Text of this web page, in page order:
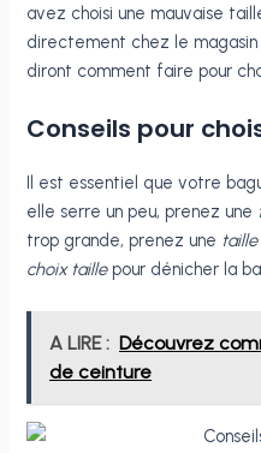
avez choisi une mauvaise
directement chez le magasin
diront comment faire pour
Conseils pour
Il est essentiel que votre
elle serre un peu, prenez une
trop grande, prenez une
choix taillepour dénicher la
A LIRE : Découvrez
de ceinture